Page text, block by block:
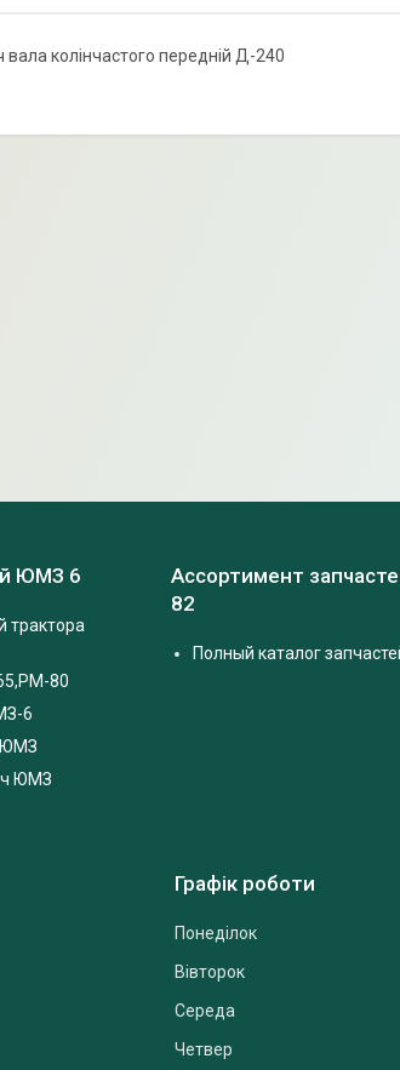
колінчастого передній Д-240
ЮМЗ 6
трактора
80
6
ЮМЗ
ЮМЗ
Ассортимент
82
Полный каталог
Графік роботи
Понеділок
Вівторок
Середа
Четвер